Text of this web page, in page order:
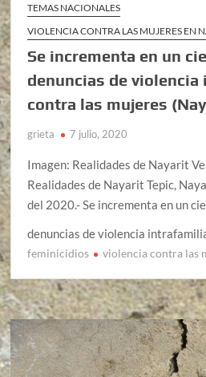
TEMAS NACIONALES
VIOLENCIA CONTRA LAS MUJERES EN
Se incrementa en un
denuncias de
contra las mujeres
grieta 7 julio, 2020
Imagen: Realidades de Nayarit
Realidades de Nayarit Tepic,
del 2020.- Se incrementa en un
denuncias de violencia
feminicidios violencia contra las